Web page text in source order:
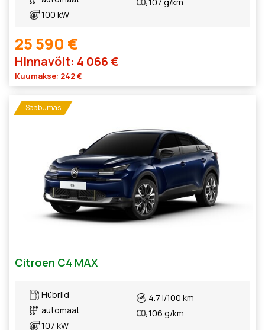
100 kW
25 590 €
Hinnavõit: 4 066 €
Kuumakse: 242 €
Saabumas
Citroen C4 MAX
Hübriid
automaat
107 kW
4.7 l/100 km
106 g/km